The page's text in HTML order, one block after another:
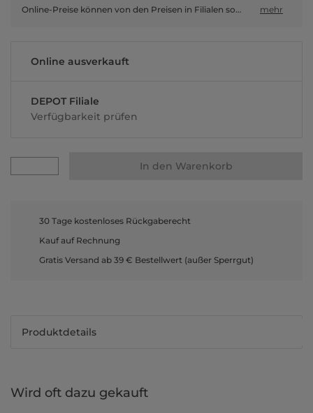
Online-Preise können von den Preisen in Filialen sowie Shop-in-Shop-Flächen abweichen. mehr
Online ausverkauft
DEPOT Filiale
Verfügbarkeit prüfen
In den Warenkorb
30 Tage kostenloses Rückgaberecht
Kauf auf Rechnung
Gratis Versand ab 39 € Bestellwert (außer Sperrgut)
Produktdetails
Wird oft dazu gekauft